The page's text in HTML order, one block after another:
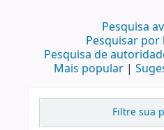
Pesquisa
Pesquisar
Pesquisa de
Mais popular
Filtre sua